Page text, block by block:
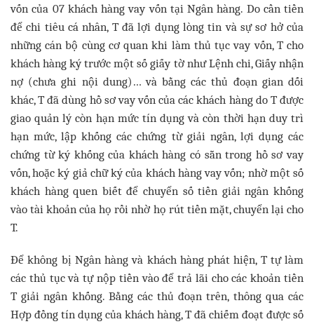
vốn của 07 khách hàng vay vốn tại Ngân hàng. Do cần tiền
để chi tiêu cá nhân, T đã lợi dụng lòng tin và sự sơ hở của
những cán bộ cùng cơ quan khi làm thủ tục vay vốn, T cho
khách hàng ký trước một số giấy tờ như Lệnh chi, Giấy nhận
nợ (chưa ghi nội dung)… và bằng các thủ đoạn gian dối
khác, T đã dùng hồ sơ vay vốn của các khách hàng do T được
giao quản lý còn hạn mức tín dụng và còn thời hạn duy trì
hạn mức, lập khống các chứng từ giải ngân, lợi dụng các
chứng từ ký khống của khách hàng có sẵn trong hồ sơ vay
vốn, hoặc ký giả chữ ký của khách hàng vay vốn; nhờ một số
khách hàng quen biết để chuyển số tiền giải ngân khống
vào tài khoản của họ rồi nhờ họ rút tiền mặt, chuyển lại cho
T.
Để không bị Ngân hàng và khách hàng phát hiện, T tự làm
các thủ tục và tự nộp tiền vào để trả lãi cho các khoản tiền
T giải ngân khống. Bằng các thủ đoạn trên, thông qua các
Hợp đồng tín dụng của khách hàng, T đã chiếm đoạt được số